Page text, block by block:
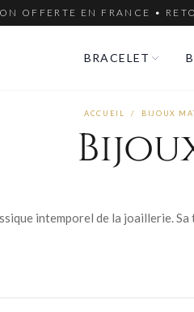
OFFERTE EN FRANCE •
BRACELET
ACCUEIL / BIJOUX